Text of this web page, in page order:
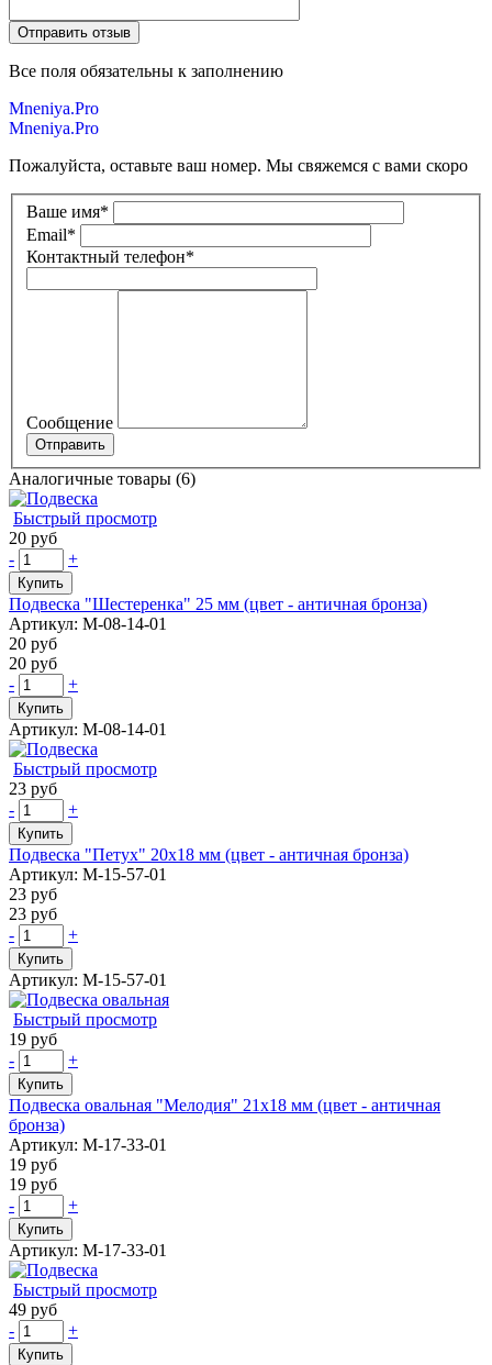
Все поля обязательны к заполнению
Mneniya.Pro
Mneniya.Pro
Пожалуйста, оставьте ваш номер. Мы свяжемся с вами скоро
Ваше имя*
Email*
Контактный телефон*
Сообщение
Аналогичные товары (6)
Быстрый просмотр
20 руб
-
+
Купить
Подвеска "Шестеренка" 25 мм (цвет - античная бронза)
Артикул: М-08-14-01
20 руб
20 руб
-
+
Купить
Артикул: М-08-14-01
Быстрый просмотр
23 руб
-
+
Купить
Подвеска "Петух" 20х18 мм (цвет - античная бронза)
Артикул: М-15-57-01
23 руб
23 руб
-
+
Купить
Артикул: М-15-57-01
Быстрый просмотр
19 руб
-
+
Купить
Подвеска овальная "Мелодия" 21х18 мм (цвет - античная
бронза)
Артикул: М-17-33-01
19 руб
19 руб
-
+
Купить
Артикул: М-17-33-01
Быстрый просмотр
49 руб
-
+
Купить